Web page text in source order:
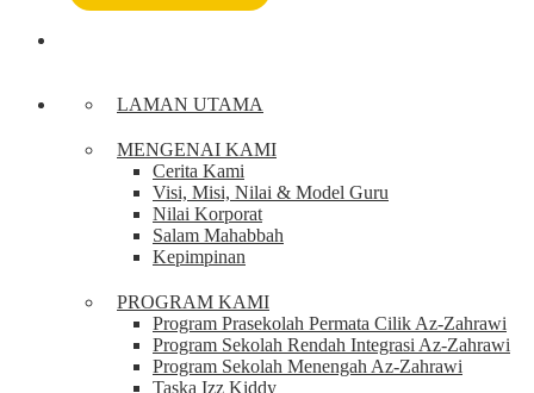
LAMAN UTAMA
MENGENAI KAMI
Cerita Kami
Visi, Misi, Nilai & Model Guru
Nilai Korporat
Salam Mahabbah
Kepimpinan
PROGRAM KAMI
Program Prasekolah Permata Cilik Az-Zahrawi
Program Sekolah Rendah Integrasi Az-Zahrawi
Program Sekolah Menengah Az-Zahrawi
Taska Izz Kiddy